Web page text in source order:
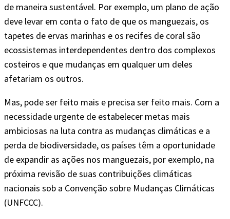
de maneira sustentável. Por exemplo, um plano de ação
deve levar em conta o fato de que os manguezais, os
tapetes de ervas marinhas e os recifes de coral são
ecossistemas interdependentes dentro dos complexos
costeiros e que mudanças em qualquer um deles
afetariam os outros.
Mas, pode ser feito mais e precisa ser feito mais. Com a
necessidade urgente de estabelecer metas mais
ambiciosas na luta contra as mudanças climáticas e a
perda de biodiversidade, os países têm a oportunidade
de expandir as ações nos manguezais, por exemplo, na
próxima revisão de suas contribuições climáticas
nacionais sob a Convenção sobre Mudanças Climáticas
(UNFCCC).